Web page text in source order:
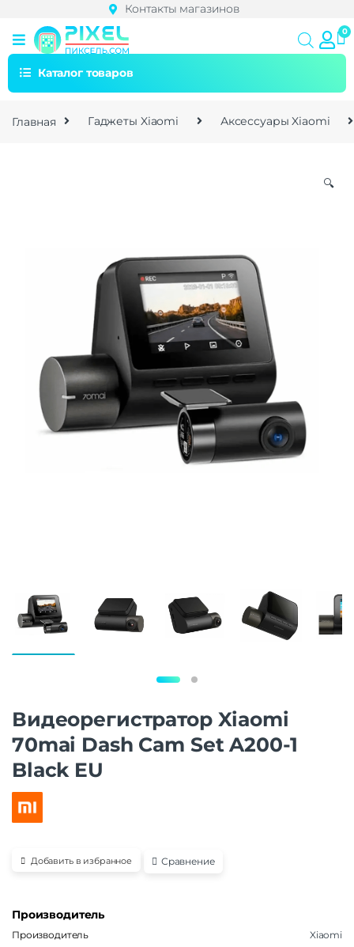
Контакты магазинов
Каталог товаров
Главная Гаджеты Xiaomi Аксессуары Xiaomi
🔍
Видеорегистратор Xiaomi
70mai Dash Cam Set A200-1
Black EU
Добавить в избранное Сравнение
Производитель
Производитель Xiaomi